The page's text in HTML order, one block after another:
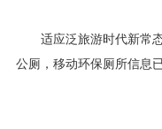
适应泛旅游时代新常态
公厕，移动环保厕所信息